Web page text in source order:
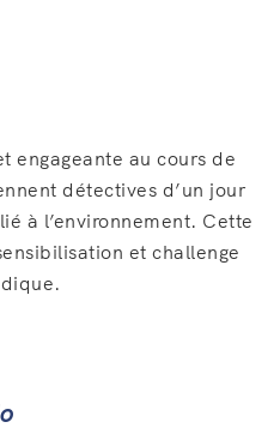
engageante au cours de
détectives d’un jour
à l’environnement. Cette
et challenge